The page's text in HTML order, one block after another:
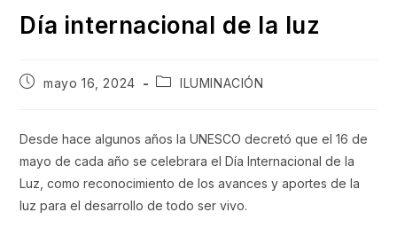
Día internacional de la luz
Publicación
entrada:
mayo 16, 2024
Categoría
entrada:
ILUMINACIÓN
Desde hace algunos años la UNESCO decretó que el 16 de
mayo de cada año se celebrara el Día Internacional de la
Luz, como reconocimiento de los avances y aportes de la
luz para el desarrollo de todo ser vivo.